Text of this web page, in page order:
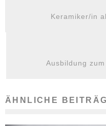
Keramiker/in
Ausbildung
ÄHNLICHE